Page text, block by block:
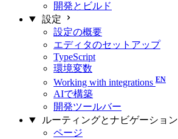
開発とビルド
設定
設定の概要
エディタのセットアップ
TypeScript
環境変数
Working with integrations
AIで構築
開発ツールバー
ルーティングとナビゲーション
ページ